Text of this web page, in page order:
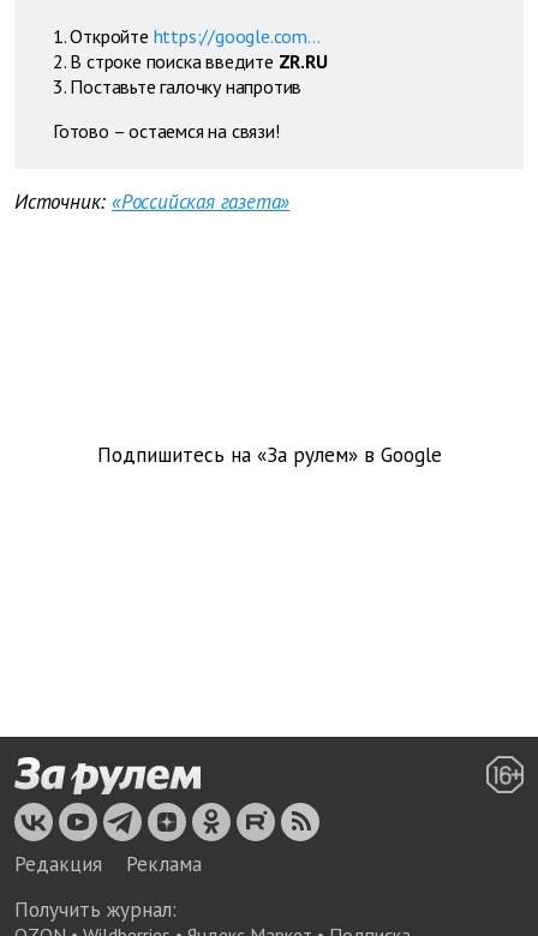
1. Откройте https://google.com...
2. В строке поиска введите ZR.RU
3. Поставьте галочку напротив
Готово – остаемся на связи!
Источник: «Российская газета»
Подпишитесь на «За рулем» в Google
Редакция
Реклама
Получить журнал: